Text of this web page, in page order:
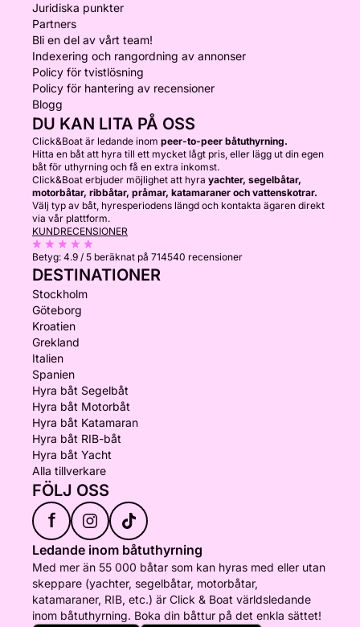
Juridiska punkter
Partners
Bli en del av vårt team!
Indexering och rangordning av annonser
Policy för tvistlösning
Policy för hantering av recensioner
Blogg
DU KAN LITA PÅ OSS
Click&Boat är ledande inom peer-to-peer båtuthyrning.
Hitta en båt att hyra till ett mycket lågt pris, eller lägg ut din egen
båt för uthyrning och få en extra inkomst.
Click&Boat erbjuder möjlighet att hyra yachter, segelbåtar,
motorbåtar, ribbåtar, pråmar, katamaraner och vattenskotrar.
Välj typ av båt, hyresperiodens längd och kontakta ägaren direkt
via vår plattform.
KUNDRECENSIONER
Betyg: 4.9 / 5 beräknat på 714540 recensioner
DESTINATIONER
Stockholm
Göteborg
Kroatien
Grekland
Italien
Spanien
Hyra båt Segelbåt
Hyra båt Motorbåt
Hyra båt Katamaran
Hyra båt RIB-båt
Hyra båt Yacht
Alla tillverkare
FÖLJ OSS
f
Ledande inom båtuthyrning
Med mer än 55 000 båtar som kan hyras med eller utan
skeppare (yachter, segelbåtar, motorbåtar,
katamaraner, RIB, etc.) är Click & Boat världsledande
inom båtuthyrning. Boka din båttur på det enkla sättet!